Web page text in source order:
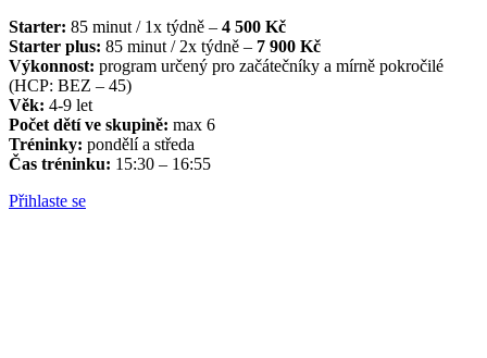
Starter: 85 minut / 1x týdně – 4 500 Kč
Starter plus: 85 minut / 2x týdně – 7 900 Kč
Výkonnost: program určený pro začátečníky a mírně pokročilé
(HCP: BEZ – 45)
Věk: 4-9 let
Počet dětí ve skupině: max 6
Tréninky: pondělí a středa
Čas tréninku: 15:30 – 16:55
Přihlaste se